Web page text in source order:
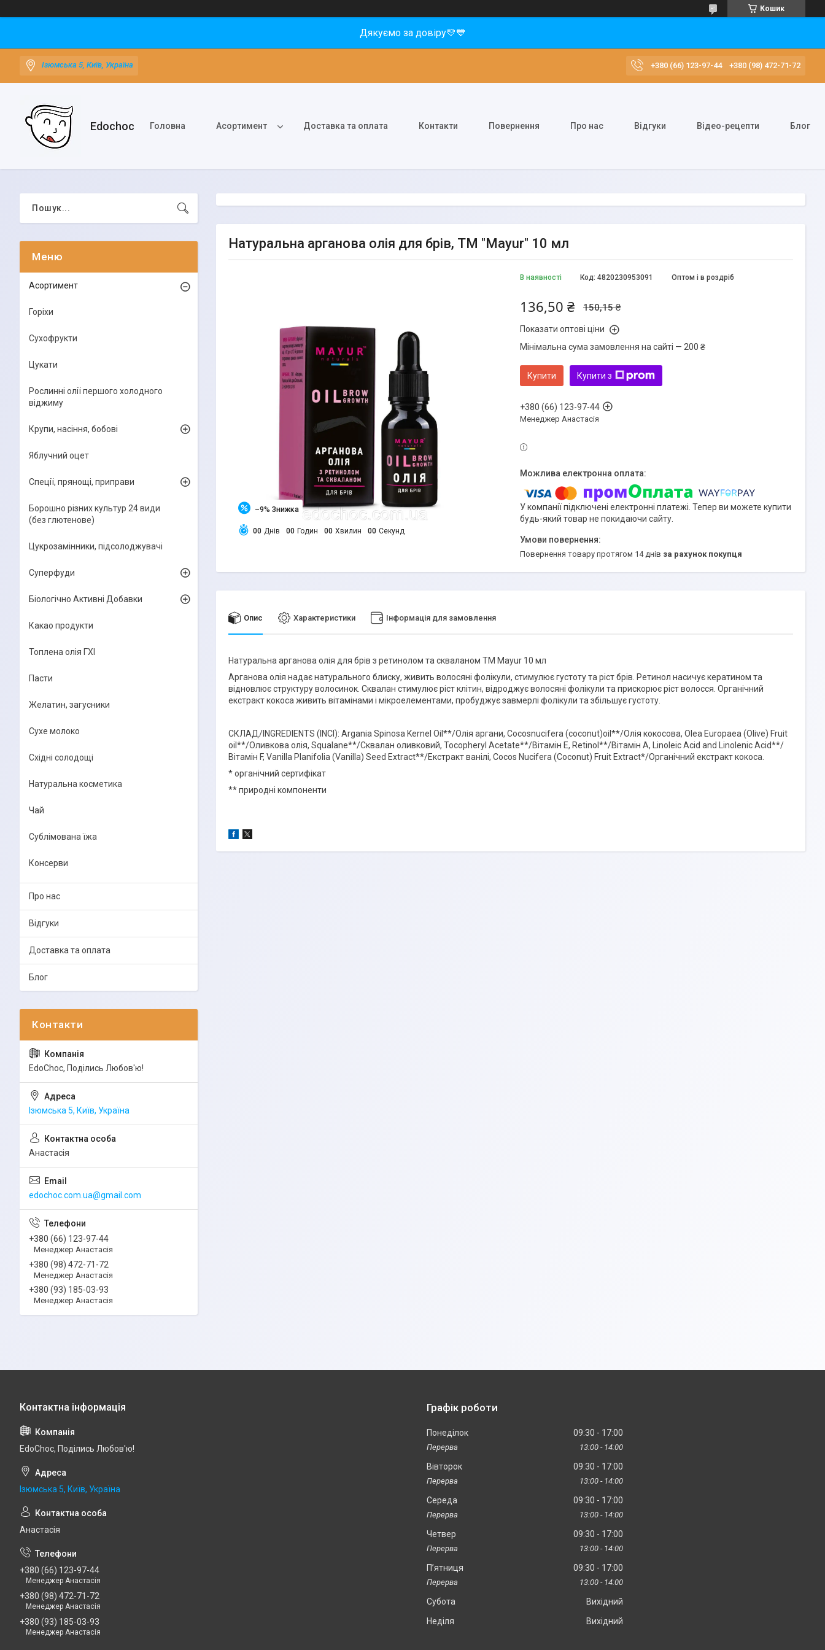
Кошик
Дякуємо за довіру💛💙
Ізюмська 5, Київ, Україна +380 (66) 123-97-44 +380 (98) 472-71-72
Edochoс Головна Асортимент Доставка та оплата Контакти Повернення Про нас Відгуки Відео-рецепти Блог
Натуральна арганова олія для брів, ТМ "Mayur" 10 мл
–9%
00 Днів 00 Годин 00 Хвилин 00 Секунд
В наявності Оптом і в роздріб
Код: 4820230953091
150,15 ₴
136,50 ₴
Показати оптові ціни
Мінімальна сума замовлення на сайті — 200 ₴
Купити Купити з
+380 (66) 123-97-44
Менеджер Анастасія
У компанії підключені електронні платежі. Тепер ви можете купити
будь-який товар не покидаючи сайту.
повернення товару протягом 14 днів за рахунок покупця
Опис Характеристики Інформація для замовлення
Натуральна арганова олія для брів з ретинолом та скваланом ТМ Mayur 10 мл
Арганова олія надає натурального блиску, живить волосяні фолікули, стимулює густоту та ріст брів. Ретинол насичує кератином та
відновлює структуру волосинок. Сквалан стимулює ріст клітин, відроджує волосяні фолікули та прискорює ріст волосся. Органічний
екстракт кокоса живить вітамінами і мікроелементами, пробуджує завмерлі фолікули та збільшує густоту.
СКЛАД/INGREDIENTS (INCI): Argania Spinosa Kernel Oil**/Олія аргани, Сocosnucifera (coconut)oil**/Олія кокосова, Olea Europaea (Olive) Fruit
oil**/Оливкова олія, Squalane**/Сквалан оливковий, Tocopheryl Acetate**/Вітамін Е, Retinol**/Вітамін А, Linoleic Acid and Linolenic Acid**/
Вітамін F, Vanilla Planifolia (Vanilla) Seed Extract**/Екстракт ванілі, Cocos Nucifera (Coconut) Fruit Extract*/Органічний екстракт кокоса.
* органічний сертифікат
** природні компоненти
Асортимент
Горіхи
Сухофрукти
Цукати
Рослинні олії першого холодного
віджиму
Крупи, насіння, бобові
Яблучний оцет
Спеції, прянощі, приправи
Борошно різних культур 24 види
(без глютенове)
Цукрозамінники, підсолоджувачі
Суперфуди
Біологічно Активні Добавки
Какао продукти
Топлена олія ГХІ
Пасти
Желатин, загусники
Сухе молоко
Східні солодощі
Натуральна косметика
Чай
Сублімована їжа
Консерви
Про нас
Відгуки
Доставка та оплата
Блог
EdoСhoc, Поділись Любов'ю!
Ізюмська 5, Київ, Україна
Анастасія
edochoc.com.ua@gmail.com
+380 (66) 123-97-44
Менеджер Анастасія
+380 (98) 472-71-72
Менеджер Анастасія
+380 (93) 185-03-93
Менеджер Анастасія
EdoСhoc, Поділись Любов'ю!
Ізюмська 5, Київ, Україна
Анастасія
+380 (66) 123-97-44
Менеджер Анастасія
+380 (98) 472-71-72
Менеджер Анастасія
+380 (93) 185-03-93
Менеджер Анастасія
Графік роботи
Понеділок 09:30 17:00
13:00 14:00
Вівторок 09:30 17:00
13:00 14:00
Середа 09:30 17:00
13:00 14:00
Четвер 09:30 17:00
13:00 14:00
Пʼятниця 09:30 17:00
13:00 14:00
Субота
Вихідний
Неділя
Вихідний